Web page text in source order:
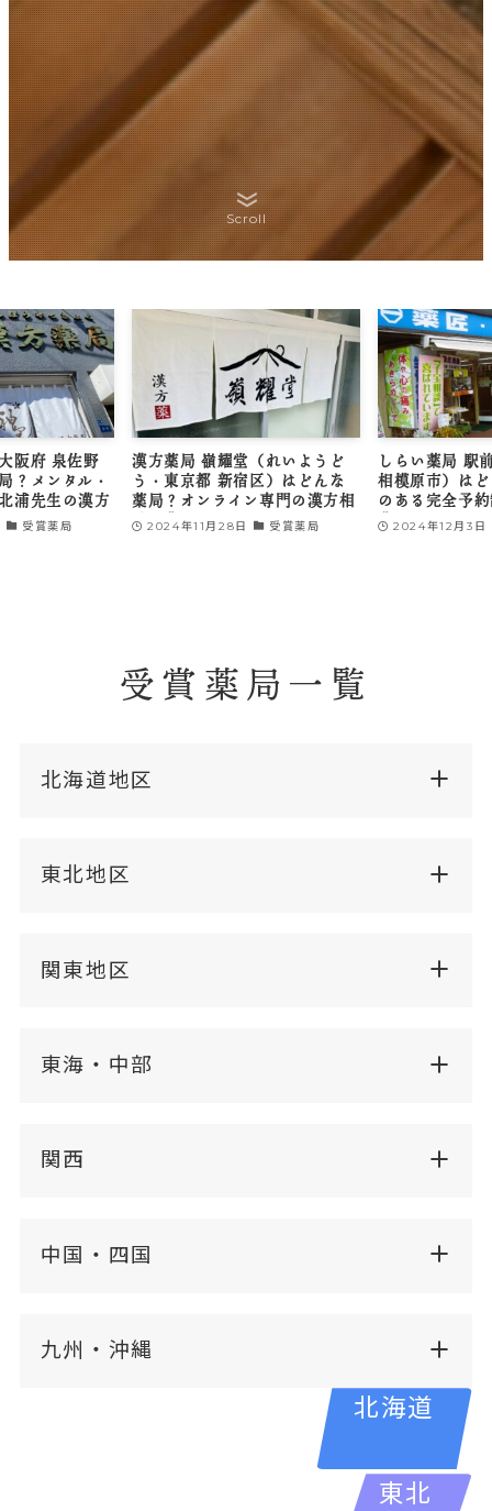
Scroll
耀堂（れいようど
新宿区）はどんな
イン専門の漢方相
安
28日 受賞薬局
しらい薬局 駅前店（神奈川県
相模原市）はどんな薬局？足湯
のある完全予約制の漢方相談と
費用の目安
2024年12月3日 受賞薬局
松阪漢方
はどんな
神経・泌
談と費用
2024年12
受賞薬局一覧
北海道地区
東北地区
関東地区
東海・中部
関西
中国・四国
九州・沖縄
北海道
東北